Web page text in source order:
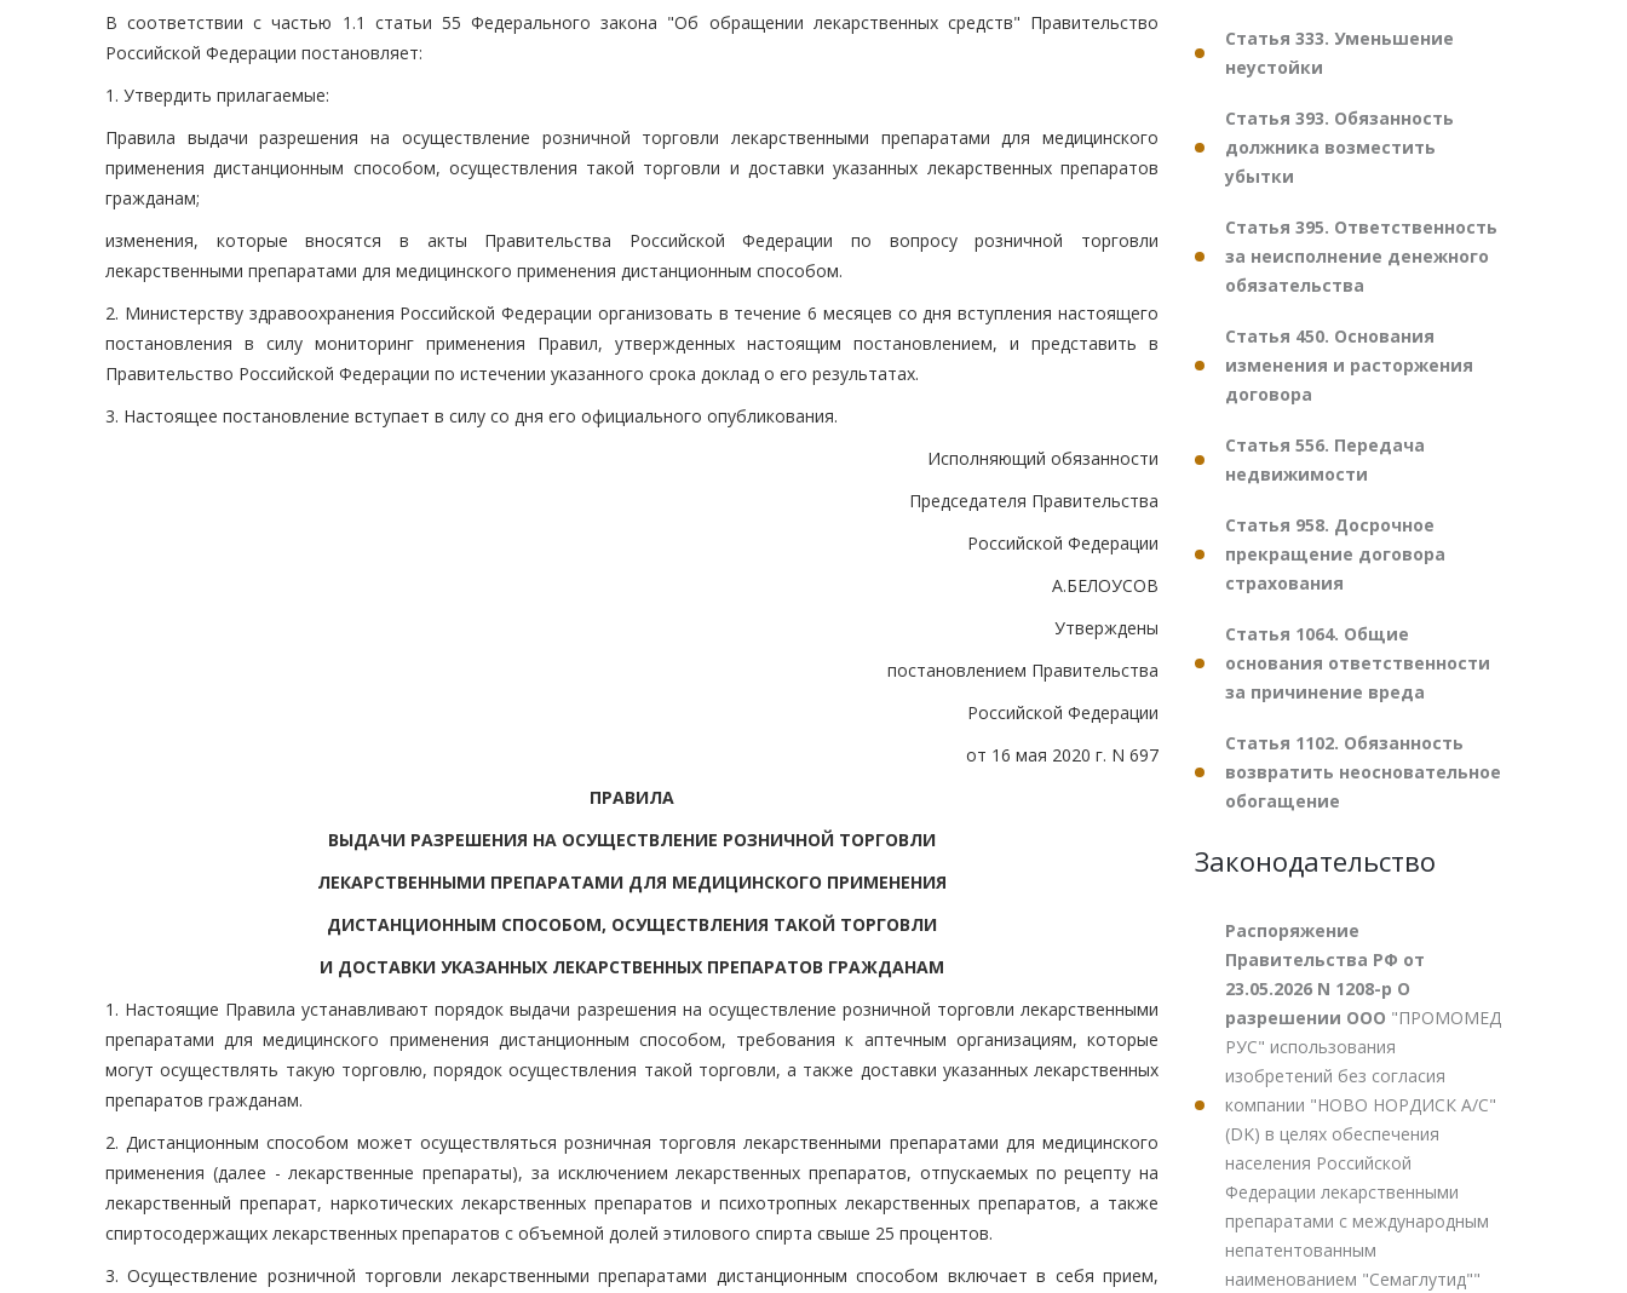
В соответствии с частью 1.1 статьи 55 Федерального закона "Об обращении лекарственных средств" Правительство
Российской Федерации постановляет:
1. Утвердить прилагаемые:
Правила выдачи разрешения на осуществление розничной торговли лекарственными препаратами для медицинского
применения дистанционным способом, осуществления такой торговли и доставки указанных лекарственных препаратов
гражданам;
изменения, которые вносятся в акты Правительства Российской Федерации по вопросу розничной торговли
лекарственными препаратами для медицинского применения дистанционным способом.
2. Министерству здравоохранения Российской Федерации организовать в течение 6 месяцев со дня вступления настоящего
постановления в силу мониторинг применения Правил, утвержденных настоящим постановлением, и представить в
Правительство Российской Федерации по истечении указанного срока доклад о его результатах.
3. Настоящее постановление вступает в силу со дня его официального опубликования.
Исполняющий обязанности
Председателя Правительства
Российской Федерации
А.БЕЛОУСОВ
Утверждены
постановлением Правительства
Российской Федерации
от 16 мая 2020 г. N 697
ПРАВИЛА
ВЫДАЧИ РАЗРЕШЕНИЯ НА ОСУЩЕСТВЛЕНИЕ РОЗНИЧНОЙ ТОРГОВЛИ
ЛЕКАРСТВЕННЫМИ ПРЕПАРАТАМИ ДЛЯ МЕДИЦИНСКОГО ПРИМЕНЕНИЯ
ДИСТАНЦИОННЫМ СПОСОБОМ, ОСУЩЕСТВЛЕНИЯ ТАКОЙ ТОРГОВЛИ
И ДОСТАВКИ УКАЗАННЫХ ЛЕКАРСТВЕННЫХ ПРЕПАРАТОВ ГРАЖДАНАМ
1. Настоящие Правила устанавливают порядок выдачи разрешения на осуществление розничной торговли лекарственными
препаратами для медицинского применения дистанционным способом, требования к аптечным организациям, которые
могут осуществлять такую торговлю, порядок осуществления такой торговли, а также доставки указанных лекарственных
препаратов гражданам.
2. Дистанционным способом может осуществляться розничная торговля лекарственными препаратами для медицинского
применения (далее - лекарственные препараты), за исключением лекарственных препаратов, отпускаемых по рецепту на
лекарственный препарат, наркотических лекарственных препаратов и психотропных лекарственных препаратов, а также
спиртосодержащих лекарственных препаратов с объемной долей этилового спирта свыше 25 процентов.
3. Осуществление розничной торговли лекарственными препаратами дистанционным способом включает в себя прием,
Статья 333. Уменьшение
неустойки
Статья 393. Обязанность
должника возместить
убытки
Статья 395. Ответственность
за неисполнение денежного
обязательства
Статья 450. Основания
изменения и расторжения
договора
Статья 556. Передача
недвижимости
Статья 958. Досрочное
прекращение договора
страхования
Статья 1064. Общие
основания ответственности
за причинение вреда
Статья 1102. Обязанность
возвратить неосновательное
обогащение
Законодательство
Распоряжение
Правительства РФ от
23.05.2026 N 1208-р О
разрешении ООО "ПРОМОМЕД
РУС" использования
изобретений без согласия
компании "НОВО НОРДИСК А/С"
(DK) в целях обеспечения
населения Российской
Федерации лекарственными
препаратами с международным
непатентованным
наименованием "Семаглутид""